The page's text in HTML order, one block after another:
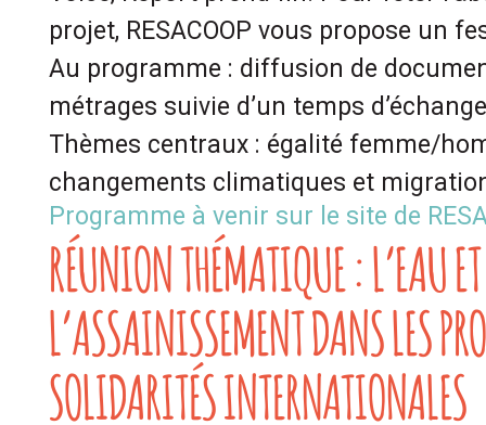
projet, RESACOOP vous propose un
Au programme : diffusion de
métrages suivie d’un temps
Thèmes centraux : égalité femme/
changements climatiques et
Programme à venir sur le site de
RÉUNION THÉMATIQUE : L’EAU ET
L’ASSAINISSEMENT DANS LES
SOLIDARITÉS INTERNATIONALES